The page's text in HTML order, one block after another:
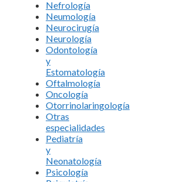
Nefrología
Neumología
Neurocirugía
Neurología
Odontología
y
Estomatología
Oftalmología
Oncología
Otorrinolaringología
Otras
especialidades
Pediatría
y
Neonatología
Psicología